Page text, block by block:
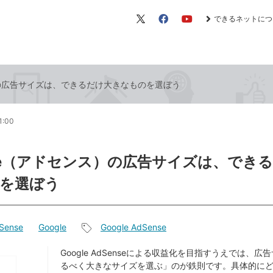
X（旧 FacebookYouTube
できるネットに
告サイズは、できるだけ大きなものを選ぼう
アドセンス）の広告サイズは、でき
選ぼう
Google
事
タ
Google AdSense
Google AdSenseによる収益化を目指すうえでは、広
るべく大きなサイズを選ぶ」のが鉄則です。具体的に